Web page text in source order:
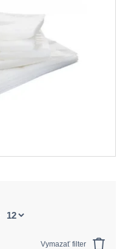
Vymazať filter